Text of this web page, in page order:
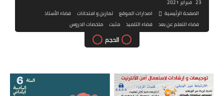
23 فبراير 2021
الصفحة الرئيسية
اصدارات الموقع تمارين و امتحانات
فضاء الأستاذ
فضاء التعلم عن بعد
فضاء التلميذ مثبت ملخصات الدروس
الحجم